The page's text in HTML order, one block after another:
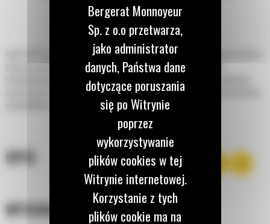
to więcej niż tylko dodatek — stanowią rozszerzenie maszyn Cat. Każda z
nich jest idealnie wyważona pod kątem koparek, aby umożliwić nasypowe
transportowanie materiałów bez negatywnego wpływu na oszczędność paliwa lub
stan maszyny. Stworzyliśmy je w celu szybszego napełniania, utrzymywania kontroli
nad ładunkiem i dopasowania do poszczególnych zadań.
OPIS
WYSOKA WYDAJNOŚĆ
Bergerat Monnoyeur
Sp. z o.o przetwarza,
jako administrator
danych, Państwa dane
dotyczące poruszania
się po Witrynie
poprzez
wykorzystywanie
plików cookies w tej
Witrynie internetowej.
Korzystanie z tych
plików cookie ma na